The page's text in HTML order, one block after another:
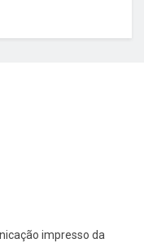
impresso da